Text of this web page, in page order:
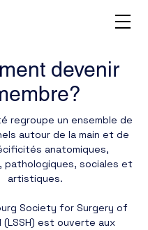
devenir
regroupe un ensemble de
autour de la main et de
anatomiques,
pathologiques, sociales et
artistiques.
Society for Surgery of
(LSSH) est ouverte aux